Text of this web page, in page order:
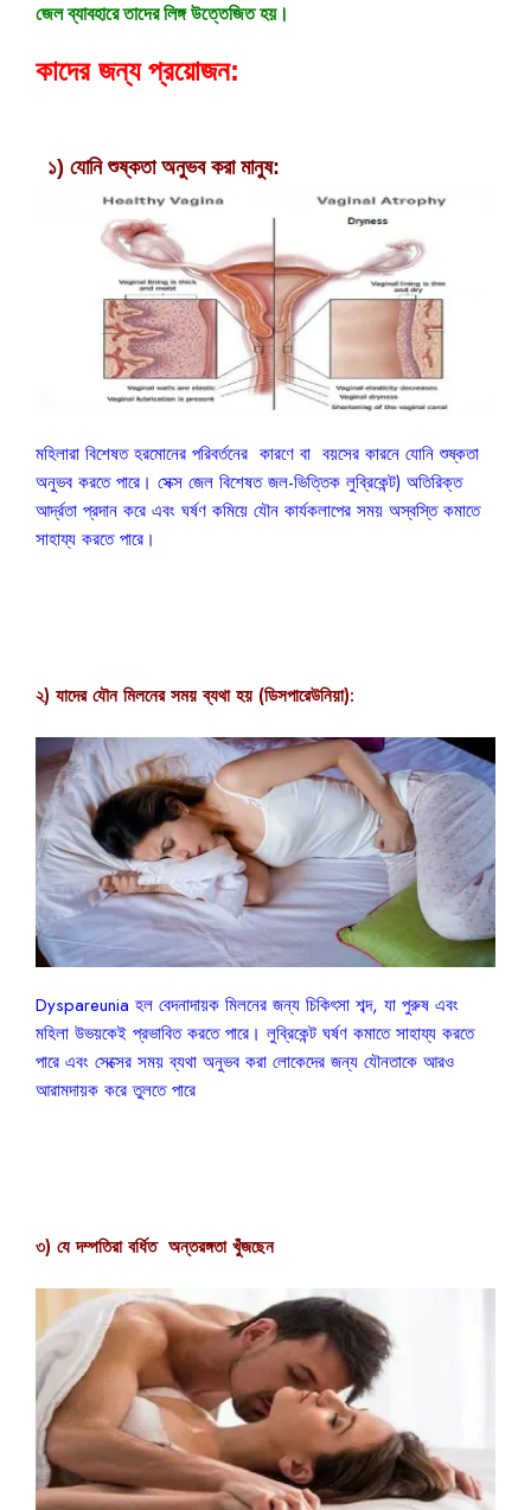
জেল ব্যাবহারে তাদের লিঙ্গ উত্তেজিত হয়।
কাদের জন্য প্রয়োজন:
১) যোনি শুষ্কতা অনুভব করা মানুষ:
মহিলারা বিশেষত হরমোনের পরিবর্তনের কারণে বা বয়সের কারনে যোনি শুষ্কতা
অনুভব করতে পারে। সেক্স জেল বিশেষত জল-ভিত্তিক লুব্রিকেন্ট) অতিরিক্ত
আর্দ্রতা প্রদান করে এবং ঘর্ষণ কমিয়ে যৌন কার্যকলাপের সময় অস্বস্তি কমাতে
সাহায্য করতে পারে।
২) যাদের যৌন মিলনের সময় ব্যথা হয় (ডিসপারেউনিয়া):
Dyspareunia হল বেদনাদায়ক মিলনের জন্য চিকিৎসা শব্দ, যা পুরুষ এবং
মহিলা উভয়কেই প্রভাবিত করতে পারে। লুব্রিকেন্ট ঘর্ষণ কমাতে সাহায্য করতে
পারে এবং সেক্সের সময় ব্যথা অনুভব করা লোকেদের জন্য যৌনতাকে আরও
আরামদায়ক করে তুলতে পারে
৩) যে দম্পতিরা বর্ধিত অন্তরঙ্গতা খুঁজছেন